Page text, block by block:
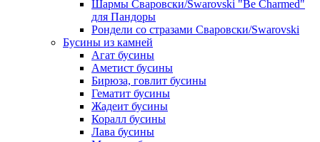
Шармы Сваровски/Swarovski "Be Charmed"
для Пандоры
Рондели со стразами Сваровски/Swarovski
Бусины из камней
Агат бусины
Аметист бусины
Бирюза, говлит бусины
Гематит бусины
Жадеит бусины
Коралл бусины
Лава бусины